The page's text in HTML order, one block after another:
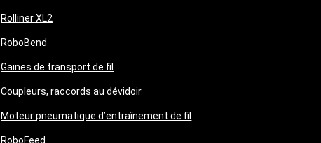
Rolliner XL2
RoboBend
Gaines de transport de fil
Coupleurs, raccords au dévidoir
Moteur pneumatique d’entraînement de fil
RoboFeed